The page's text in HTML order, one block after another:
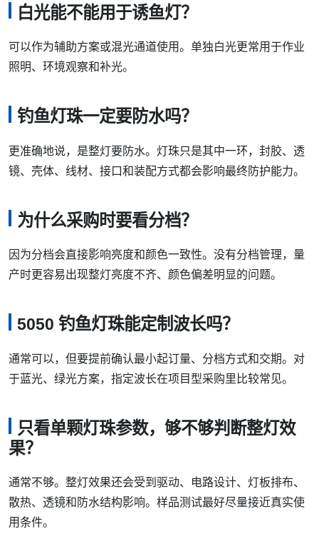
白光能不能用于诱鱼灯？
可以作为辅助方案或混光通道使用。单独白光更常用于作业
照明、环境观察和补光。
钓鱼灯珠一定要防水吗？
更准确地说，是整灯要防水。灯珠只是其中一环，封胶、透
镜、壳体、线材、接口和装配方式都会影响最终防护能力。
为什么采购时要看分档？
因为分档会直接影响亮度和颜色一致性。没有分档管理，量
产时更容易出现整灯亮度不齐、颜色偏差明显的问题。
5050 钓鱼灯珠能定制波长吗？
通常可以，但要提前确认最小起订量、分档方式和交期。对
于蓝光、绿光方案，指定波长在项目型采购里比较常见。
只看单颗灯珠参数，够不够判断整灯效
果？
通常不够。整灯效果还会受到驱动、电路设计、灯板排布、
散热、透镜和防水结构影响。样品测试最好尽量接近真实使
用条件。